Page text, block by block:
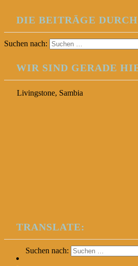
DIE BEITRÄGE
Suchen nach:
WIR SIND GERADE
Livingstone, Sambia
TRANSLATE:
Suchen nach: